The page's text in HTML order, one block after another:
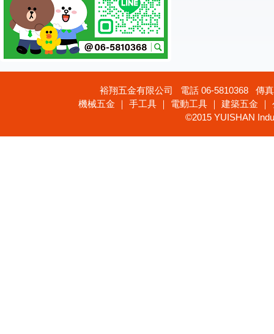
裕翔五金有限公司 電話 06-5810368 傳
機械五金 ｜ 手工具 ｜ 電動工具 ｜ 建築五金
©2015 YUISHAN